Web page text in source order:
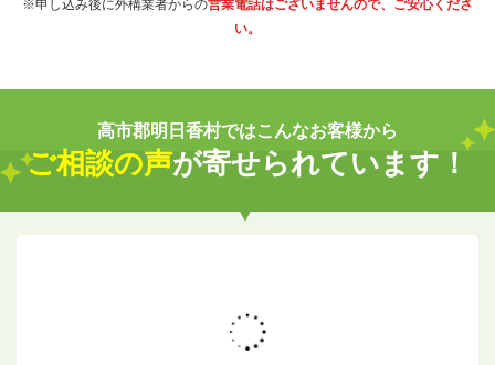
※申し込み後に外構業者からの営業電話はございませんので、ご安心くださ
い。
高市郡明日香村ではこんなお客様から
ご相談の声が寄せられています！